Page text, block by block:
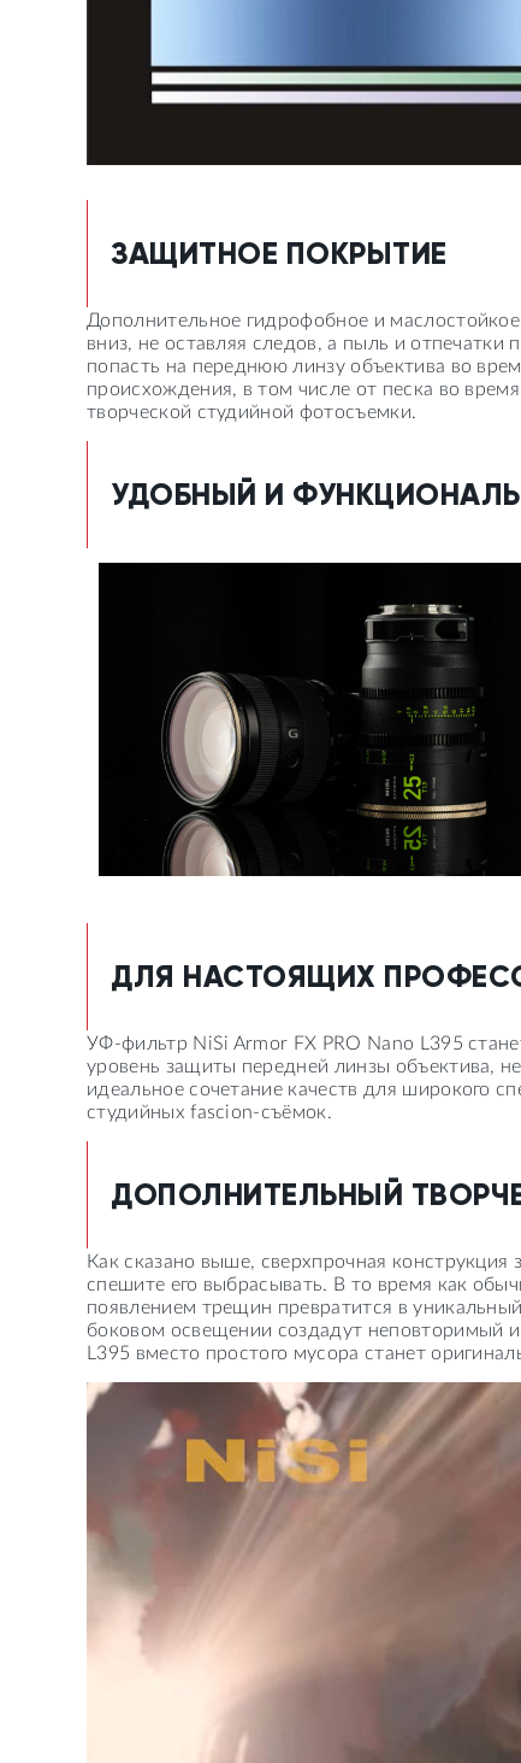
ЗАЩИТНОЕ ПОКРЫТИЕ
Дополнительное гидрофобное и
вниз, не оставляя следов, а пыль и
попасть на переднюю линзу объектива во
происхождения, в том числе от песка во
творческой студийной фотосъемки.
УДОБНЫЙ И
ДЛЯ НАСТОЯЩИХ
УФ-фильтр NiSi Armor FX PRO Nano L395
уровень защиты передней линзы объектива,
идеальное сочетание качеств для широкого
студийных fascion-съёмок.
ДОПОЛНИТЕЛЬНЫЙ
Как сказано выше, сверхпрочная
спешите его выбрасывать. В то время как
появлением трещин превратится в
боковом освещении создадут неповторимый
L395 вместо простого мусора станет